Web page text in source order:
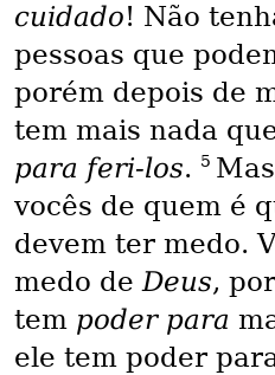
cuidado! Não
pessoas que
porém depois de
tem mais nada
para feri-los. 5
vocês de quem é
devem ter medo.
medo de Deus,
tem poder para
ele tem poder